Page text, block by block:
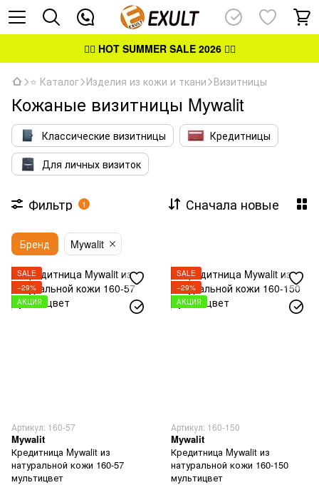
👉🏻 HOT SUMMER SALE 2026👈🏻
⭐ Каталог Изделия из кожи и ткани Визитницы
Кожаные визитницы Mywalit
Классические визитницы
Кредитницы
Для личных визиток
Фильтр 1 Сначала новые
Бренд Mywalit
SALE
−29%
АКЦИЯ
Артикул: 160-57
Mywalit
Кредитница Mywalit из
натуральной кожи 160-57
мультицвет
SALE
−29%
АКЦИЯ
Артикул: 160-150
Mywalit
Кредитница Mywalit из
натуральной кожи 160-150
мультицвет